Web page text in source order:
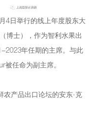
4日举行的线上年度股东大
博士），作为智利水果出
2023年任期的主席。与此
任命为副主席。
产品出口论坛的安东·克